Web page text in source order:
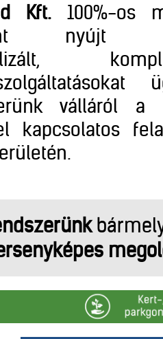
Kft.100%-os
nyújt
válláról a
kapcsolatos